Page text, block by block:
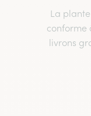
La
conforme
livrons